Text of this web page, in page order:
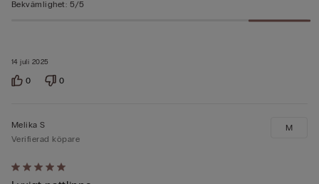
14 juli 2025
Bekvämlighet: 5/5
0 0
Värderad
Melika S
Verifierad köpare
M